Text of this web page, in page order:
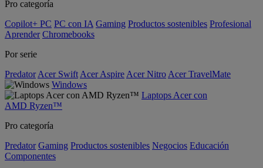
Pro categoría
Copilot+ PC PC con IA Gaming Productos sostenibles Profesional
Aprender Chromebooks
Por serie
Predator Acer Swift Acer Aspire Acer Nitro Acer TravelMate
Windows
Laptops Acer con
AMD Ryzen™
Pro categoría
Predator Gaming Productos sostenibles Negocios Educación
Componentes